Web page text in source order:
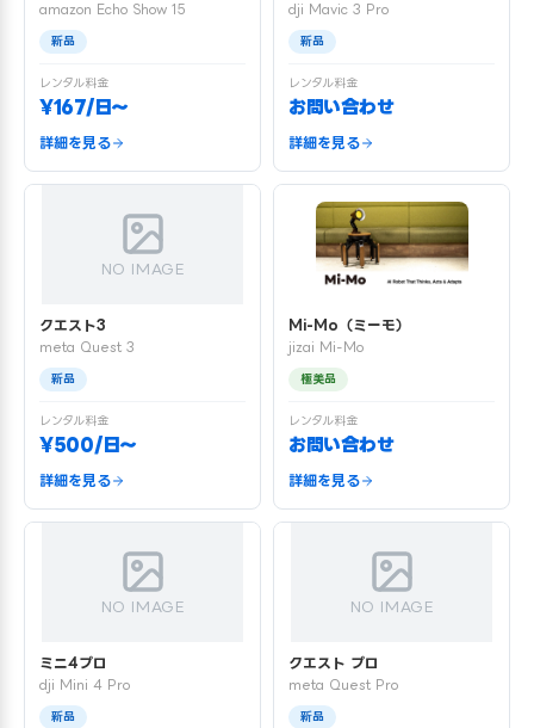
amazon Echo Show 15
新品
レンタル料金
¥167/日〜
詳細を見る
dji Mavic 3 Pro
新品
レンタル料金
お問い合わせ
詳細を見る
NO IMAGE
クエスト3
meta Quest 3
新品
レンタル料金
¥500/日〜
詳細を見る
Mi-Mo（ミーモ）
jizai Mi-Mo
極美品
レンタル料金
お問い合わせ
詳細を見る
NO IMAGE
ミニ4プロ
dji Mini 4 Pro
新品
NO IMAGE
クエスト プロ
meta Quest Pro
新品